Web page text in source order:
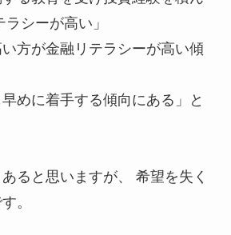
シーが高い」
い方が金融リテラシーが高い傾
めに着手する傾向にある」と
ると思いますが、 希望を失く
。